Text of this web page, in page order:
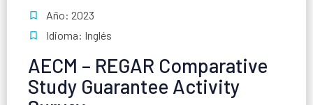
Año: 2023
Idioma: Inglés
AECM – REGAR Comparative
Study Guarantee Activity